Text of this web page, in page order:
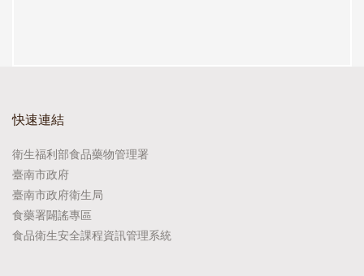
快速連結
衛生福利部食品藥物管理署
臺南市政府
臺南市政府衛生局
食藥署闢謠專區
食品衛生安全課程資訊管理系統